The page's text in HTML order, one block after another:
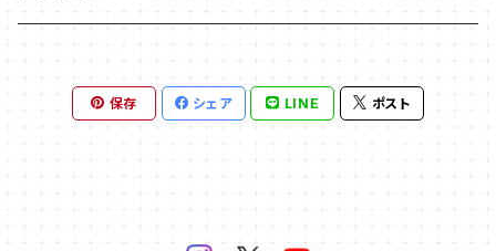
フロート径75Φ 75mm
保存 シェア LINE ポスト